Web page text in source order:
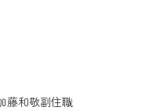
和敬副住職